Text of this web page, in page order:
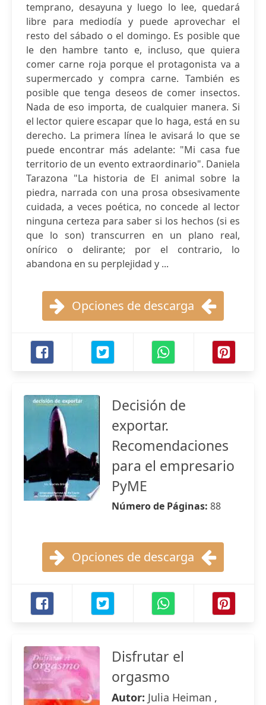
temprano, desayuna y luego lo lee, quedará
libre para mediodía y puede aprovechar el
resto del sábado o el domingo. Es posible que
le den hambre tanto e, incluso, que quiera
comer carne roja porque el protagonista va a
supermercado y compra carne. También es
posible que tenga deseos de comer insectos.
Nada de eso importa, de cualquier manera. Si
el lector quiere escapar que lo haga, está en su
derecho. La primera línea le avisará lo que se
puede encontrar más adelante: "Mi casa fue
territorio de un evento extraordinario". Daniela
Tarazona "La historia de El animal sobre la
piedra, narrada con una prosa obsesivamente
cuidada, a veces poética, no concede al lector
ninguna certeza para saber si los hechos (si es
que lo son) transcurren en un plano real,
onírico o delirante; por el contrario, lo
abandona en su perplejidad y ...
Opciones de descarga
Decisión de
exportar.
Recomendaciones
para el empresario
PyME
Número de Páginas: 88
Opciones de descarga
Disfrutar el
orgasmo
Autor: Julia Heiman ,